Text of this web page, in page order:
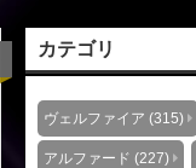
カテゴリ
ヴェルファイア (315)
アルファード (227)